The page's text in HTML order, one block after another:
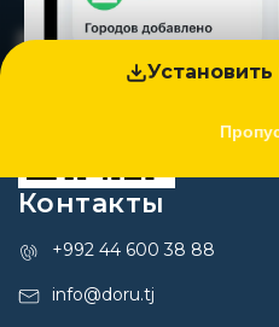
Контакты
+992 44 600 38 88
info@doru.tj